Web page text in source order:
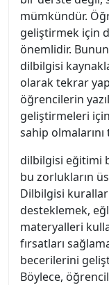
mümkündür.
geliştirmek için
önemlidir.
dilbilgisi
olarak tekrar
öğrencilerin
geliştirmeleri
sahip
dilbilgisi eğitimi
bu zorlukların
Dilbilgisi
desteklemek,
materyalleri
fırsatları
becerilerini
Böylece,